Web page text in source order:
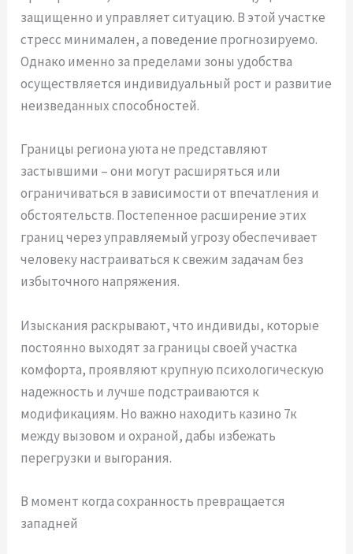
защищенно и управляет ситуацию. В этой участке
стресс минимален, а поведение прогнозируемо.
Однако именно за пределами зоны удобства
осуществляется индивидуальный рост и развитие
неизведанных способностей.
Границы региона уюта не представляют
застывшими – они могут расширяться или
ограничиваться в зависимости от впечатления и
обстоятельств. Постепенное расширение этих
границ через управляемый угрозу обеспечивает
человеку настраиваться к свежим задачам без
избыточного напряжения.
Изыскания раскрывают, что индивиды, которые
постоянно выходят за границы своей участка
комфорта, проявляют крупную психологическую
надежность и лучше подстраиваются к
модификациям. Но важно находить казино 7к
между вызовом и охраной, дабы избежать
перегрузки и выгорания.
В момент когда сохранность превращается
западней